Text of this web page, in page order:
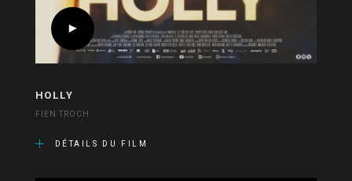
HOLLY
FIEN TROCH
DÉTAILS DU FILM